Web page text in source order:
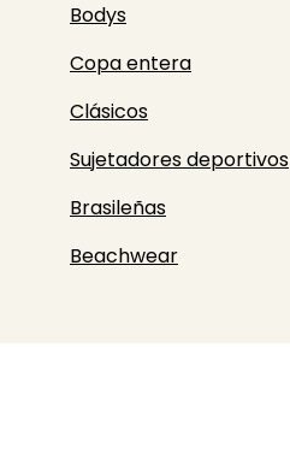
Bodys
Copa entera
Clásicos
Sujetadores deportivos
Brasileñas
Beachwear